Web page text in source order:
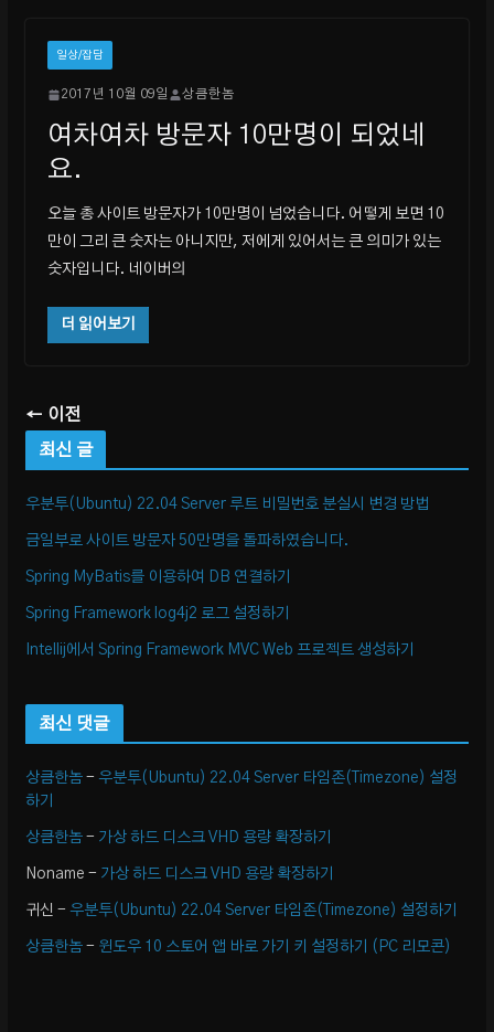
일상/잡담
2017년 10월 09일 상큼한놈
여차여차 방문자 10만명이 되었네
요.
오늘 총 사이트 방문자가 10만명이 넘었습니다. 어떻게 보면 10
만이 그리 큰 숫자는 아니지만, 저에게 있어서는 큰 의미가 있는
숫자입니다. 네이버의
더 읽어보기
← 이전
최신 글
우분투(Ubuntu) 22.04 Server 루트 비밀번호 분실시 변경 방법
금일부로 사이트 방문자 50만명을 돌파하였습니다.
Spring MyBatis를 이용하여 DB 연결하기
Spring Framework log4j2 로그 설정하기
Intellij에서 Spring Framework MVC Web 프로젝트 생성하기
최신 댓글
상큼한놈- 우분투(Ubuntu) 22.04 Server 타임존(Timezone) 설정
하기
상큼한놈- 가상 하드 디스크 VHD 용량 확장하기
Noname - 가상 하드 디스크 VHD 용량 확장하기
귀신 - 우분투(Ubuntu) 22.04 Server 타임존(Timezone) 설정하기
상큼한놈- 윈도우 10 스토어 앱 바로 가기 키 설정하기 (PC 리모콘)